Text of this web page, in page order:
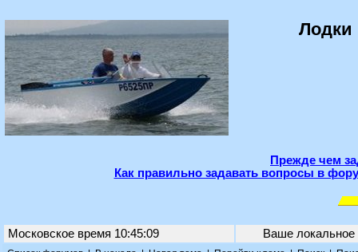
Лодки
Прежде чем
Как правильно задавать вопросы в
Московское время 10:45:09 Ваше